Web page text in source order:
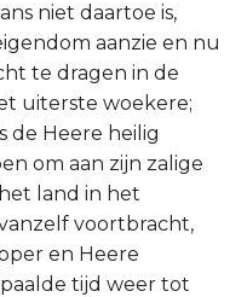
niet daartoe is,
aanzie en nu
te dragen in de
uiterste woekere;
de Heere heilig
om aan zijn zalige
land in het
voortbracht,
en Heere
tijd weer tot